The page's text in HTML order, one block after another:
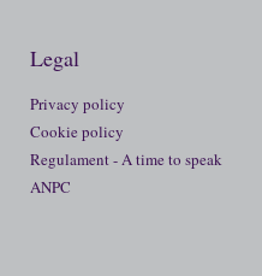
Legal
Privacy policy
Cookie policy
Regulament - A time to speak
ANPC